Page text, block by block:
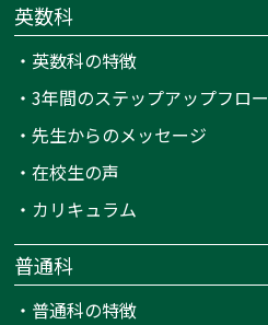
英数科
・ 英数科の特徴
・3年間のステップアップフロー
・先生からのメッセージ
・在校生の声
・ カリキュラム
普通科
・ 普通科の特徴